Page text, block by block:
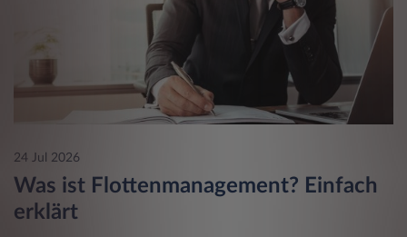
24 Jul 2026
Was ist Flottenmanagement? Einfach
erklärt